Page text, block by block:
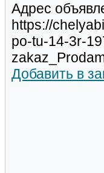
Адрес
https://
po-tu-14-3r-
Добавить в